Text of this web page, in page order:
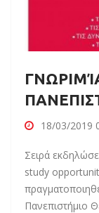
18/03/2019
Σειρά
study
Πανεπιστήμιο